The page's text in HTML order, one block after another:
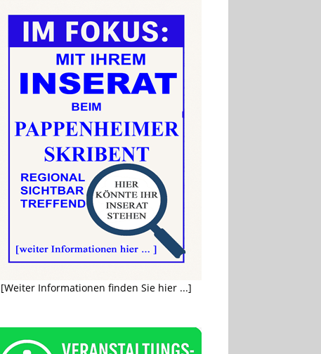
[Weiter Informationen finden Sie hier ...]